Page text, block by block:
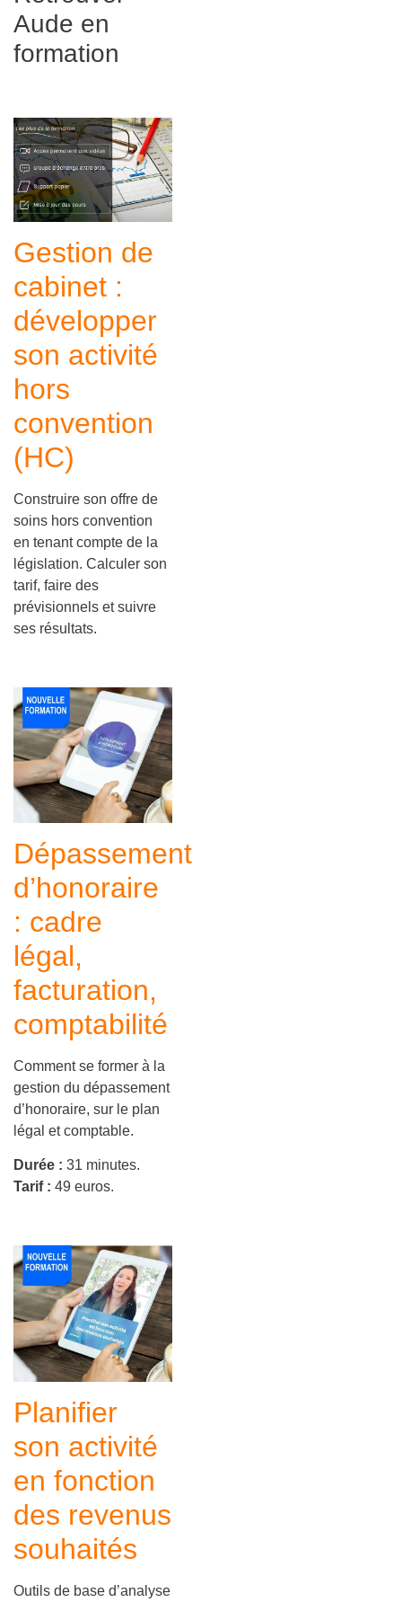
Aude en
formation
Gestion de
cabinet :
développer
son activité
hors
convention
(HC)
Construire son offre de
soins hors convention
en tenant compte de la
législation. Calculer son
tarif, faire des
prévisionnels et suivre
ses résultats.
Dépassement
d’honoraire
: cadre
légal,
facturation,
comptabilité
Comment se former à la
gestion du dépassement
d’honoraire, sur le plan
légal et comptable.
Durée : 31 minutes.
Tarif : 49 euros.
Planifier
son activité
en fonction
des revenus
souhaités
Outils de base d’analyse